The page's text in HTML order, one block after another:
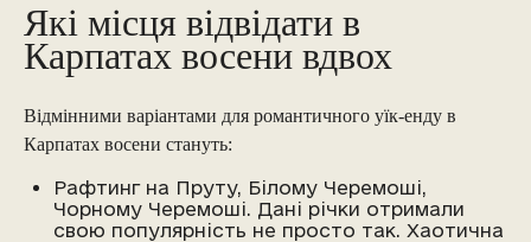
Які місця відвідати в
Карпатах восени вдвох
Відмінними варіантами для романтичного уїк-енду в
Карпатах восени стануть:
Рафтинг на Пруту, Білому Черемоші,
Чорному Черемоші. Дані річки отримали
свою популярність не просто так. Хаотична